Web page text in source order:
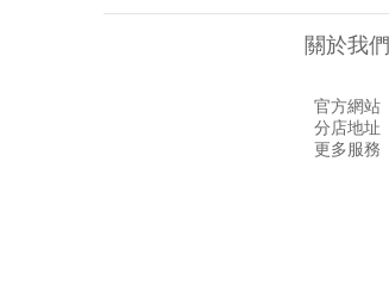
關於我們
官方網站
分店地址
更多服務